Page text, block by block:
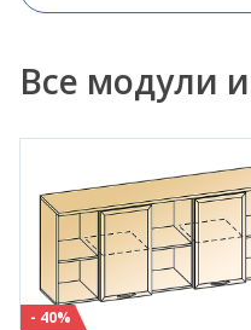
Все модули
- 40%